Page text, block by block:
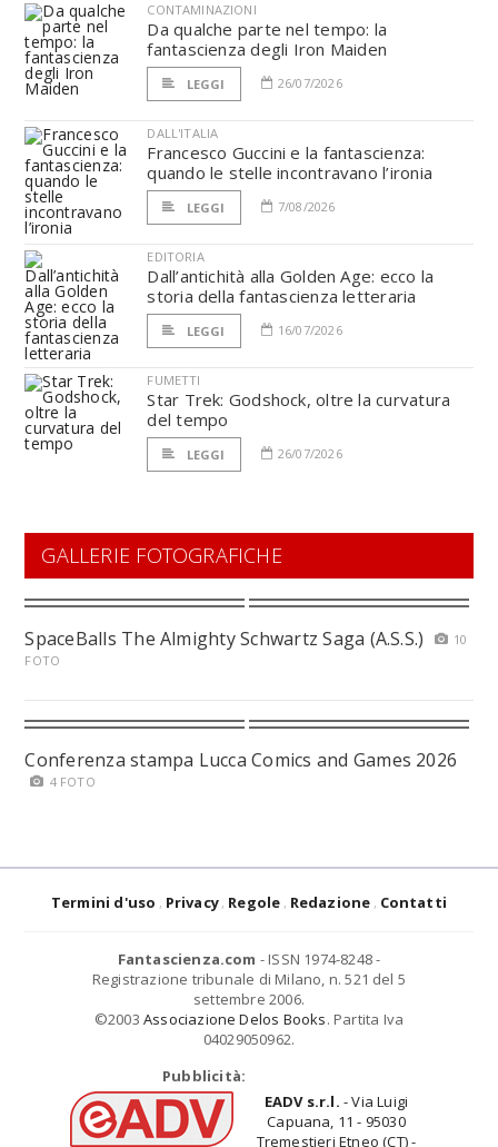
CONTAMINAZIONI
Da qualche parte nel tempo: la
fantascienza degli Iron Maiden
LEGGI 26/07/2026
DALL'ITALIA
Francesco Guccini e la fantascienza:
quando le stelle incontravano l’ironia
LEGGI 7/08/2026
EDITORIA
Dall’antichità alla Golden Age: ecco la
storia della fantascienza letteraria
LEGGI 16/07/2026
FUMETTI
Star Trek: Godshock, oltre la curvatura
del tempo
LEGGI 26/07/2026
GALLERIE FOTOGRAFICHE
SpaceBalls The Almighty Schwartz Saga (A.S.S.)
10
FOTO
Conferenza stampa Lucca Comics and Games 2026
4 FOTO
Termini d'uso Privacy Regole Redazione Contatti
Fantascienza.com - ISSN 1974-8248 -
Registrazione tribunale di Milano, n. 521 del 5
settembre 2006.
©2003 Associazione Delos Books. Partita Iva
04029050962.
Pubblicità:
EADV s.r.l. - Via Luigi
Capuana, 11 - 95030
Tremestieri Etneo (CT) -